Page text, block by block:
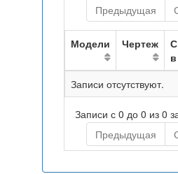
Предыдущая
Модели Чертеж
Записи отсутствуют.
Записи с 0 до 0 из 0
Предыдущая